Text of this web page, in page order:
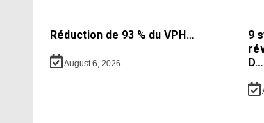
Réduction de 93 % du VPH…
August 6, 2026
9
D…